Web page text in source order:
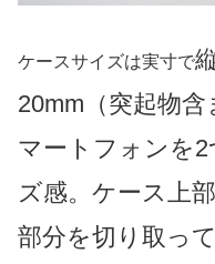
ケースサイズは実寸で
20mm（突起物
マートフォンを
ズ感。ケース上
部分を切り取っ